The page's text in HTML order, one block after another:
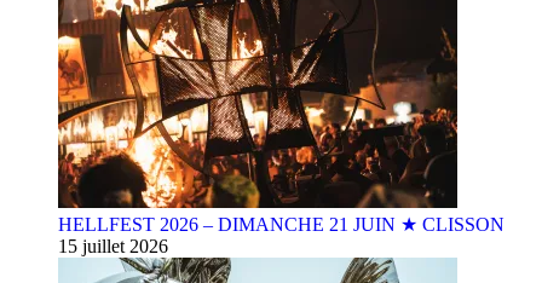
HELLFEST 2026 – DIMANCHE 21 JUIN ★ CLISSON
15 juillet 2026